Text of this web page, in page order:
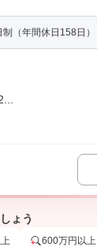
（年間休日158日）
ょう
600万円以上